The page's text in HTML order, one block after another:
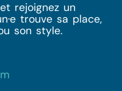
et rejoignez un
trouve sa place,
son style.